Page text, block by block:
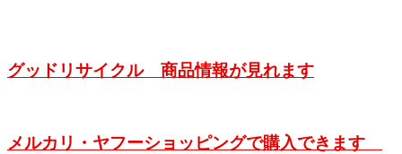
グッドリサイクル 商品情報が見れます
メルカリ・ヤフーショッピングで購入できます